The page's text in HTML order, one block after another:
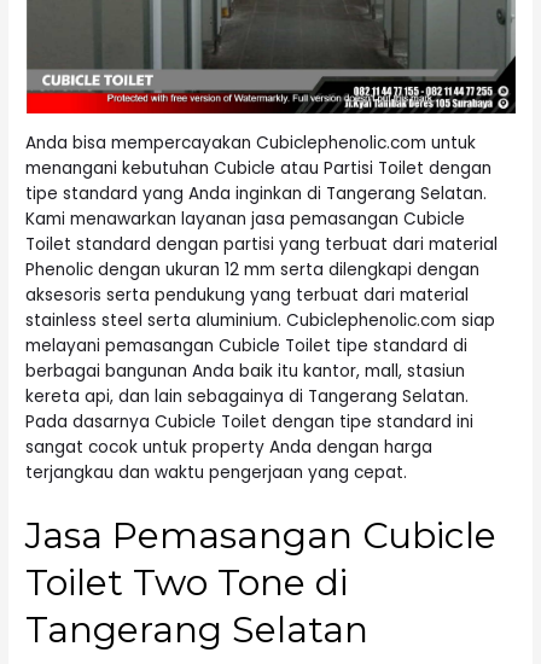
Anda bisa mempercayakan Cubiclephenolic.com untuk
menangani kebutuhan Cubicle atau Partisi Toilet dengan
tipe standard yang Anda inginkan di Tangerang Selatan.
Kami menawarkan layanan jasa pemasangan Cubicle
Toilet standard dengan partisi yang terbuat dari material
Phenolic dengan ukuran 12 mm serta dilengkapi dengan
aksesoris serta pendukung yang terbuat dari material
stainless steel serta aluminium. Cubiclephenolic.com siap
melayani pemasangan Cubicle Toilet tipe standard di
berbagai bangunan Anda baik itu kantor, mall, stasiun
kereta api, dan lain sebagainya di Tangerang Selatan.
Pada dasarnya Cubicle Toilet dengan tipe standard ini
sangat cocok untuk property Anda dengan harga
terjangkau dan waktu pengerjaan yang cepat.
Jasa Pemasangan Cubicle
Toilet Two Tone di
Tangerang Selatan